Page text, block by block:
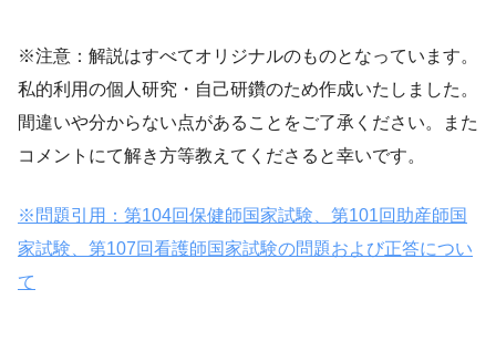
※注意：解説はすべてオリジナルのものとなっています。
私的利用の個人研究・自己研鑽のため作成いたしました。
間違いや分からない点があることをご了承ください。また
コメントにて解き方等教えてくださると幸いです。
※問題引用：第104回保健師国家試験、第101回助産師国
家試験、第107回看護師国家試験の問題および正答につい
て